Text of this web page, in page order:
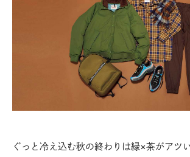
ぐっと冷え込む秋の終わりは緑×茶がアツ